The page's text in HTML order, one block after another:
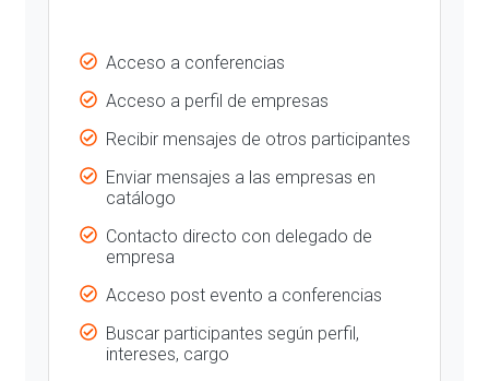
Acceso a conferencias
Acceso a perfil de empresas
Recibir mensajes de otros participantes
Enviar mensajes a las empresas en
catálogo
Contacto directo con delegado de
empresa
Acceso post evento a conferencias
Buscar participantes según perfil,
intereses, cargo